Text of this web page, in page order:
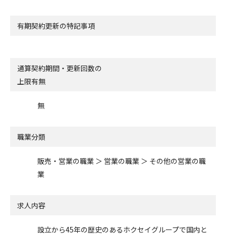
有期契約更新の特記事項
通算契約期間・更新回数の
上限有無
無
職業分類
販売・営業の職業 ＞ 営業の職業 ＞ その他の営業の職
業
求人内容
設立から45年の歴史のあるホクセイグループで国内と